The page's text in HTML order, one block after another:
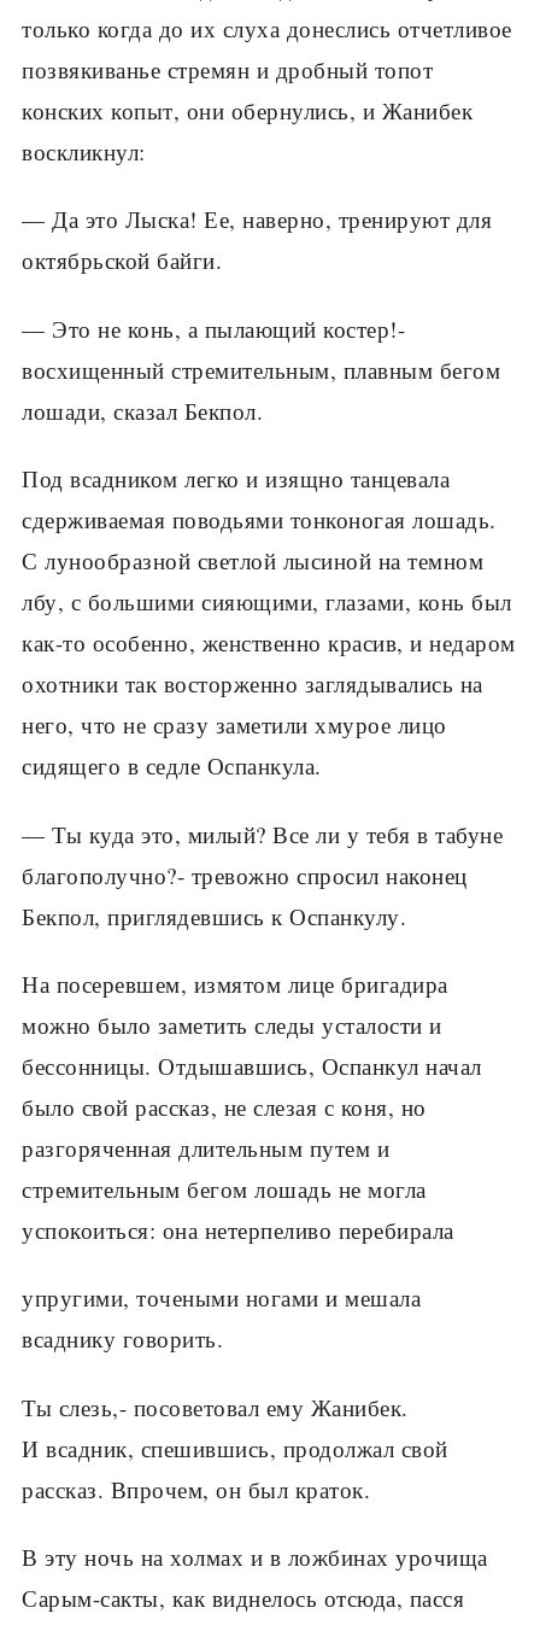
только когда до их слуха донеслись отчетливое
позвякиванье стремян и дробный топот
конских копыт, они обернулись, и Жанибек
воскликнул:
— Да это Лыска! Ее, наверно, тренируют для
октябрьской байги.
— Это не конь, а пылающий костер!-
восхищенный стремительным, плавным бегом
лошади, сказал Бекпол.
Под всадником легко и изящно танцевала
сдерживаемая поводьями тонконогая лошадь.
С лунообразной светлой лысиной на темном
лбу, с большими сияющими, глазами, конь был
как-то особенно, женственно красив, и недаром
охотники так восторженно заглядывались на
него, что не сразу заметили хмурое лицо
сидящего в седле Оспанкула.
— Ты куда это, милый? Все ли у тебя в табуне
благополучно?- тревожно спросил наконец
Бекпол, приглядевшись к Оспанкулу.
На посеревшем, измятом лице бригадира
можно было заметить следы усталости и
бессонницы. Отдышавшись, Оспанкул начал
было свой рассказ, не слезая с коня, но
разгоряченная длительным путем и
стремительным бегом лошадь не могла
успокоиться: она нетерпеливо перебирала
упругими, точеными ногами и мешала
всаднику говорить.
Ты слезь,- посоветовал ему Жанибек.
И всадник, спешившись, продолжал свой
рассказ. Впрочем, он был краток.
В эту ночь на холмах и в ложбинах урочища
Сарым-сакты, как виднелось отсюда, пасся